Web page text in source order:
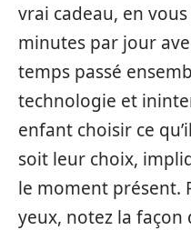
vrai cadeau, en
minutes par jour
temps passé
technologie et
enfant choisir ce
soit leur choix,
le moment présent.
yeux, notez la